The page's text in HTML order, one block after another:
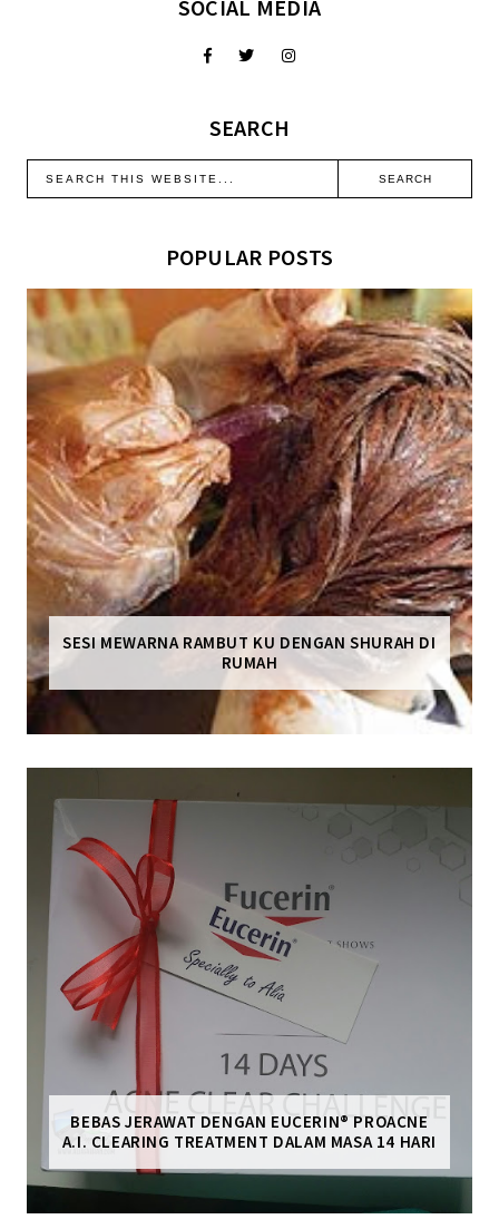
SOCIAL MEDIA
SEARCH
POPULAR POSTS
SESI MEWARNA RAMBUT KU DENGAN SHURAH DI
RUMAH
BEBAS JERAWAT DENGAN EUCERIN® PROACNE
A.I. CLEARING TREATMENT DALAM MASA 14 HARI